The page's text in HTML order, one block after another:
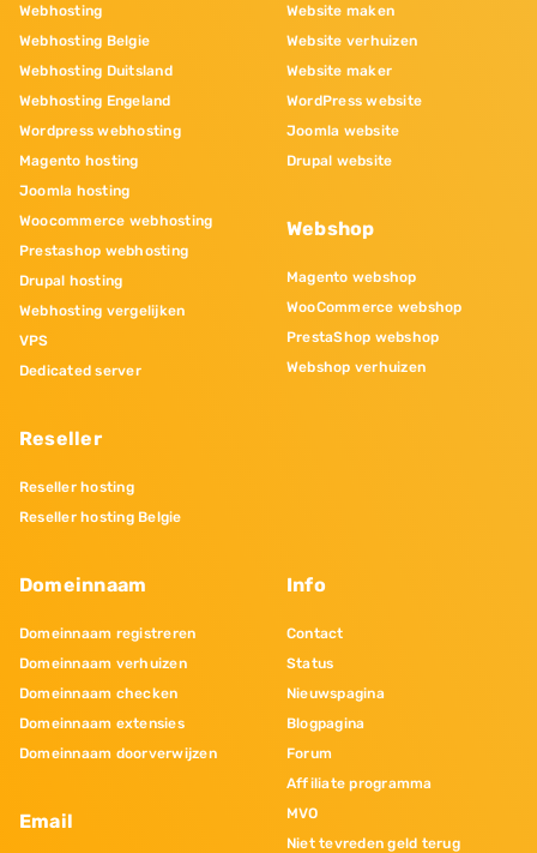
Webhosting
Webhosting Belgie
Webhosting Duitsland
Webhosting Engeland
Wordpress webhosting
Magento hosting
Joomla hosting
Woocommerce webhosting
Prestashop webhosting
Drupal hosting
Webhosting vergelijken
VPS
Dedicated server
Reseller
Reseller hosting
Reseller hosting Belgie
Website maken
Website verhuizen
Website maker
WordPress website
Joomla website
Drupal website
Webshop
Magento webshop
WooCommerce webshop
PrestaShop webshop
Webshop verhuizen
Domeinnaam
Domeinnaam registreren
Domeinnaam verhuizen
Domeinnaam checken
Domeinnaam extensies
Domeinnaam doorverwijzen
Email
Info
Contact
Status
Nieuwspagina
Blogpagina
Forum
Affiliate programma
MVO
Niet tevreden geld terug